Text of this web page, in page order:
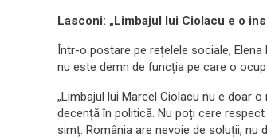
Lasconi: „Limbajul lui Ciolacu e o
Într-o postare pe rețelele sociale,
nu este demn de funcția pe care o
„Limbajul lui Marcel Ciolacu nu e doar
decență în politică. Nu poți cere
simț. România are nevoie de soluții, nu